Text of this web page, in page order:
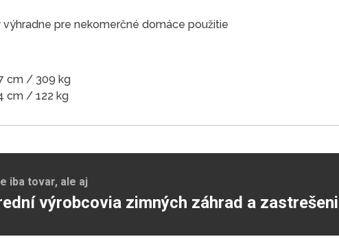
pre nekomerčné domáce použitie
cm / 309 kg
cm / 122 kg
iba tovar, ale aj
výrobcovia zimných záhrad a